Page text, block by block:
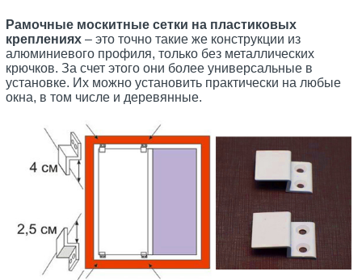
Рамочные москитные сетки на пластиковых
креплениях – это точно такие же конструкции из
алюминиевого профиля, только без металлических
крючков. За счет этого они более универсальные в
установке. Их можно установить практически на любые
окна, в том числе и деревянные.